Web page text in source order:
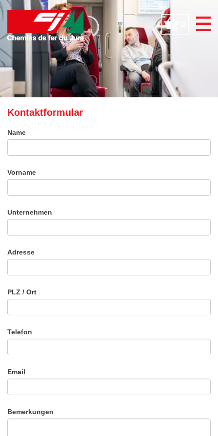
Kontaktformular
Name
Vorname
Unternehmen
Adresse
PLZ / Ort
Telefon
Email
Bemerkungen
Cookie-Einstellungen